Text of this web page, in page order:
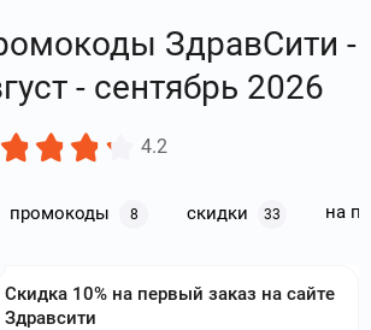
ЗдравСити -
- сентябрь 2026
4.2
промокоды 8 скидки 33 на
Скидка 10% на первый заказ на сайте
Здравсити